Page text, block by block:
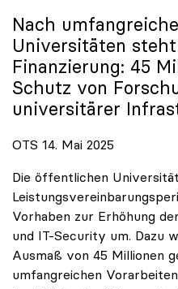
Nach
Universitäten
Finanzierung: 45
Schutz von
universitärer
OTS 14. Mai 2025
Die öffentlichen
Vorhaben zur Erhöhung
und IT-Security um. Dazu
Ausmaß von 45 Millionen
umfangreichen